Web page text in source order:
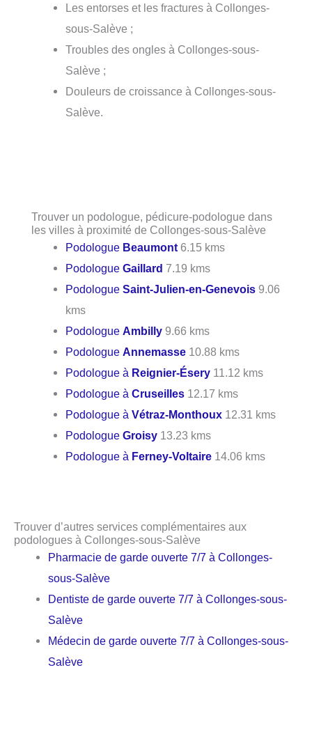
Les entorses et les fractures à Collonges-
sous-Salève ;
Troubles des ongles à Collonges-sous-
Salève ;
Douleurs de croissance à Collonges-sous-
Salève.
Trouver un podologue, pédicure-podologue dans
les villes à proximité de Collonges-sous-Salève
Podologue Beaumont 6.15 kms
PodologueGaillard 7.19 kms
PodologueSaint-Julien-en-Genevois 9.06
kms
PodologueAmbilly 9.66 kms
PodologueAnnemasse 10.88 kms
Podologue à Reignier-Ésery 11.12 kms
Podologue àCruseilles 12.17 kms
Podologue àVétraz-Monthoux 12.31 kms
PodologueGroisy 13.23 kms
Podologue à Ferney-Voltaire 14.06 kms
Trouver d’autres services complémentaires aux
podologues à Collonges-sous-Salève
Pharmacie de garde ouverte 7/7 à Collonges-
sous-Salève
Dentiste de garde ouverte 7/7 à Collonges-sous-
Salève
Médecin de garde ouverte 7/7 à Collonges-sous-
Salève